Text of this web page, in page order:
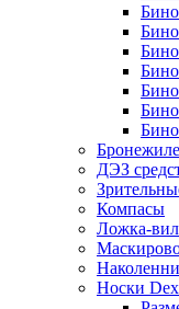
ДЭЗ
Компасы
Ложка-
Носки